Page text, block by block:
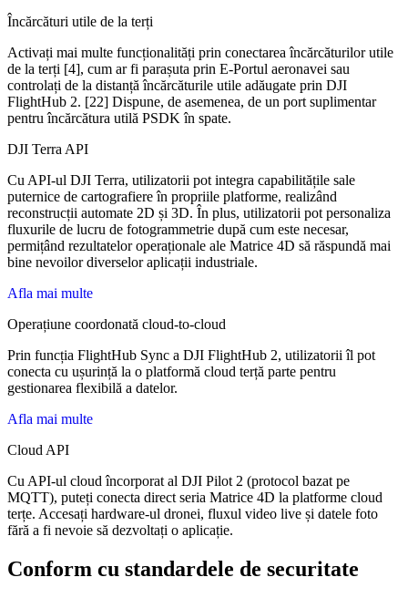
Încărcături utile de la terți
Activați mai multe funcționalități prin conectarea încărcăturilor utile
de la terți [4], cum ar fi parașuta prin E-Portul aeronavei sau
controlați de la distanță încărcăturile utile adăugate prin DJI
FlightHub 2. [22] Dispune, de asemenea, de un port suplimentar
pentru încărcătura utilă PSDK în spate.
DJI Terra API
Cu API-ul DJI Terra, utilizatorii pot integra capabilitățile sale
puternice de cartografiere în propriile platforme, realizând
reconstrucții automate 2D și 3D. În plus, utilizatorii pot personaliza
fluxurile de lucru de fotogrammetrie după cum este necesar,
permițând rezultatelor operaționale ale Matrice 4D să răspundă mai
bine nevoilor diverselor aplicații industriale.
Afla mai multe
Operațiune coordonată cloud-to-cloud
Prin funcția FlightHub Sync a DJI FlightHub 2, utilizatorii îl pot
conecta cu ușurință la o platformă cloud terță parte pentru
gestionarea flexibilă a datelor.
Afla mai multe
Cloud API
Cu API-ul cloud încorporat al DJI Pilot 2 (protocol bazat pe
MQTT), puteți conecta direct seria Matrice 4D la platforme cloud
terțe. Accesați hardware-ul dronei, fluxul video live și datele foto
fără a fi nevoie să dezvoltați o aplicație.
Conform cu standardele de securitate